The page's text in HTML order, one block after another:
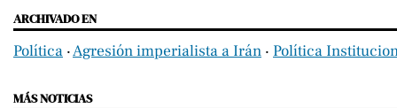
ARCHIVADO EN
Política ‧Agresión imperialista a Irán ‧ Política
MÁS NOTICIAS